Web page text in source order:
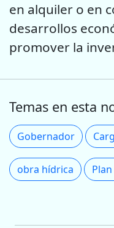
en alquiler o en
desarrollos
promover la
Temas en esta
Gobernador
obra hídrica